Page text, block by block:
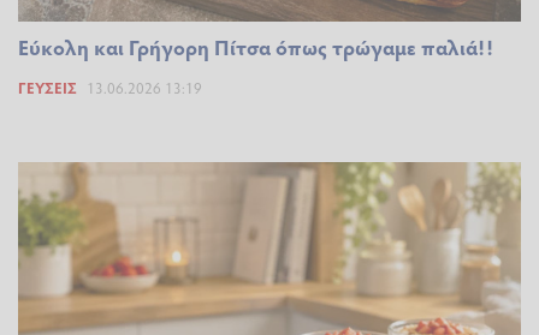
Εύκολη και Γρήγορη Πίτσα όπως τρώγαμε παλιά!!
ΓΕΎΣΕΙΣ 13.06.2026 13:19